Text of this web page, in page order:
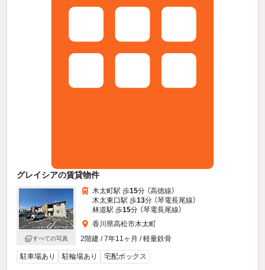
グレイシアの賃貸物件
すべての写真
木太町駅 歩15分 （高徳線）
木太東口駅 歩13分 （琴電長尾線）
林道駅 歩15分 （琴電長尾線）
香川県高松市木太町
2階建 / 7年11ヶ月 / 軽量鉄骨
駐車場あり 駐輪場あり 宅配ボックス